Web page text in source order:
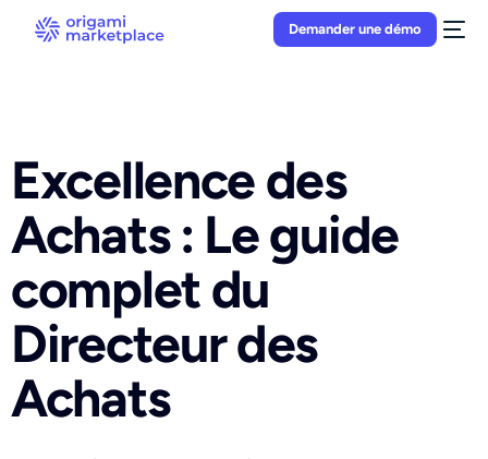
Demander une démo
Excellence des
Achats : Le guide
complet du
Directeur des
Achats